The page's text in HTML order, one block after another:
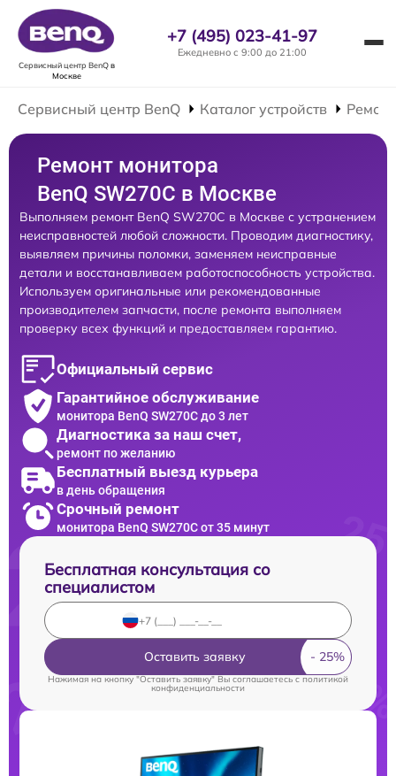
Сервисный центр BenQв
Москве
+7 (495) 023-41-97
Ежедневно с 9:00 до 21:00
Сервисный центр BenQ Каталог устройств
Ремонт монитора
BenQ SW270C в Москве
Выполняем ремонт BenQ SW270C в Москве с устранением
неисправностей любой сложности. Проводим диагностику,
выявляем причины поломки, заменяем неисправные
детали и восстанавливаем работоспособность устройства.
Используем оригинальные или рекомендованные
производителем запчасти, после ремонта выполняем
проверку всех функций и предоставляем гарантию.
Официальный сервис
Гарантийное обслуживание
монитора BenQ SW270C до 3 лет
Диагностика за наш счет,
ремонт по желанию
Бесплатный выезд курьера
в день обращения
Срочный ремонт
монитора BenQ SW270C от 35 минут
Бесплатная консультация со
специалистом
Оставить заявку
Нажимая на кнопку "Оставить заявку" Вы соглашаетесь cполитикой
конфиденциальности